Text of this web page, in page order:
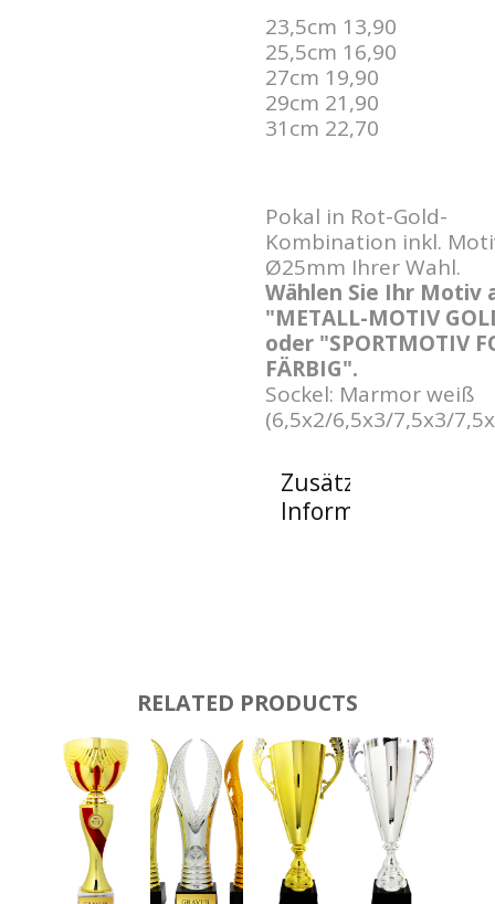
23,5cm 13,90
25,5cm 16,90
27cm 19,90
29cm 21,90
31cm 22,70
Pokal in Rot-Gold-
Kombination inkl.
Ø25mm Ihrer Wahl.
Wählen Sie Ihr Motiv
"METALL-MOTIV
oder "SPORTMOTIV
FÄRBIG".
Sockel: Marmor weiß
(6,5x2/6,5x3/7,5x3/
Zusätzliche
Informationen
RELATED PRODUCTS